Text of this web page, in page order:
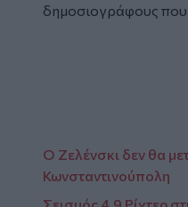
δημοσιογράφους
Ο Ζελένσκι δεν θα
Κωνσταντινούπολη